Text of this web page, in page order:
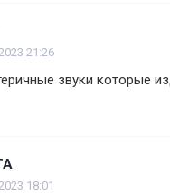
21:26
звуки которые
18:01